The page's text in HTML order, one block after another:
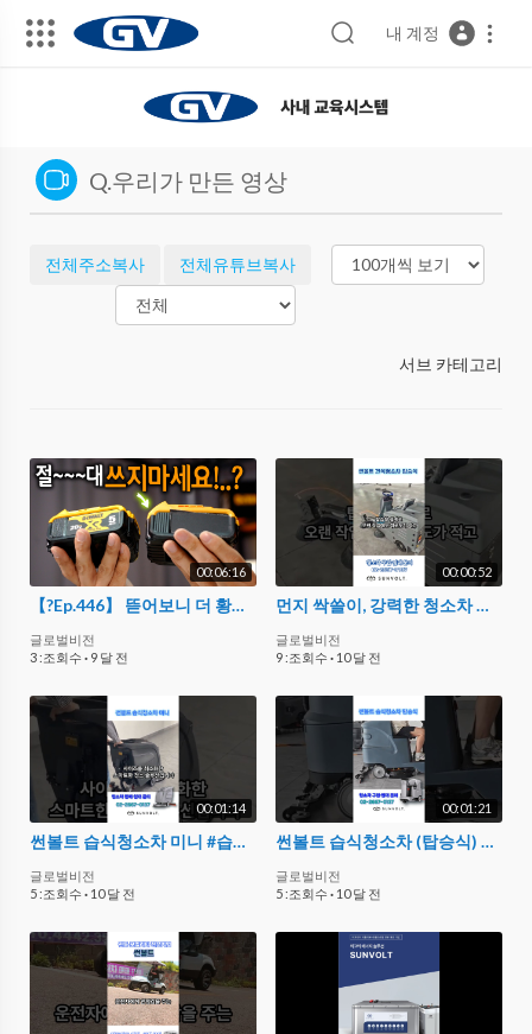
내 계정
Q.우리가 만든 영상
전체주소복사 전체유튜브복사
서브 카테고리
00:06:16
【?Ep.446】 뜯어보니 더 황당;; 무조건알아야하는 사제 배터리의 위험성 4가지 #꿀팁
글로벌비전
3 :조회수 · 9 달 전
00:00:52
먼지 싹쓸이, 강력한 청소차 썬볼트 건식청소차 #바닥청소기#전동청소기 #바닥청소
글로벌비전
9 :조회수 · 10 달 전
00:01:14
썬볼트 습식청소차 미니 #습식청소차 #바닥청소 #청소장비
글로벌비전
5 :조회수 · 10 달 전
00:01:21
썬볼트 습식청소차 (탑승식) #매장청소 #바닥관리 #바닥청소기
글로벌비전
5 :조회수 · 10 달 전